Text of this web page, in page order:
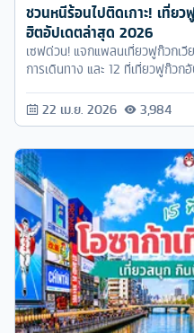
ชวนหนีร้อนไปติดเกาะ! เที่ย
ฮิตอัปเดตล่าสุด 2026
เซฟด่วน! แจกแพลนเที่ยวฟูก๊วกเ
การเดินทาง และ 12 ที่เที่ยวฟูก๊ว
22 เม.ย. 2026 3,984